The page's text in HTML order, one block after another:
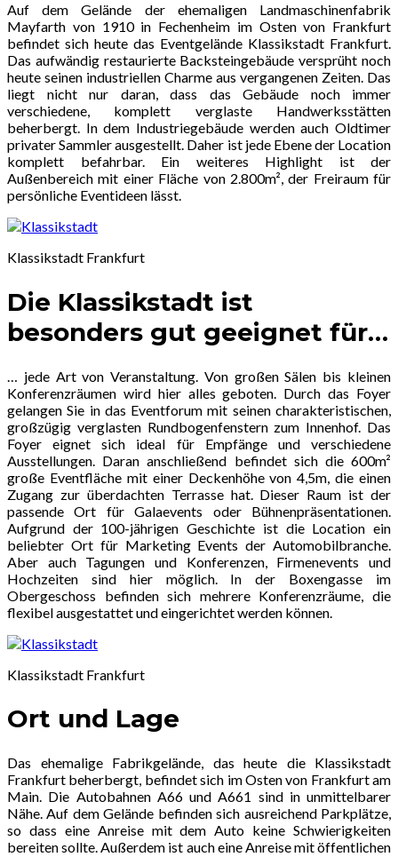
Auf dem Gelände der ehemaligen Landmaschinenfabrik
Mayfarth von 1910 in Fechenheim im Osten von Frankfurt
befindet sich heute das Eventgelände Klassikstadt Frankfurt.
Das aufwändig restaurierte Backsteingebäude versprüht noch
heute seinen industriellen Charme aus vergangenen Zeiten. Das
liegt nicht nur daran, dass das Gebäude noch immer
verschiedene, komplett verglaste Handwerksstätten
beherbergt. In dem Industriegebäude werden auch Oldtimer
privater Sammler ausgestellt. Daher ist jede Ebene der Location
komplett befahrbar. Ein weiteres Highlight ist der
Außenbereich mit einer Fläche von 2.800m², der Freiraum für
persönliche Eventideen lässt.
Klassikstadt Frankfurt
Die Klassikstadt ist
besonders gut geeignet für…
… jede Art von Veranstaltung. Von großen Sälen bis kleinen
Konferenzräumen wird hier alles geboten. Durch das Foyer
gelangen Sie in das Eventforum mit seinen charakteristischen,
großzügig verglasten Rundbogenfenstern zum Innenhof. Das
Foyer eignet sich ideal für Empfänge und verschiedene
Ausstellungen. Daran anschließend befindet sich die 600m²
große Eventfläche mit einer Deckenhöhe von 4,5m, die einen
Zugang zur überdachten Terrasse hat. Dieser Raum ist der
passende Ort für Galaevents oder Bühnenpräsentationen.
Aufgrund der 100-jährigen Geschichte ist die Location ein
beliebter Ort für Marketing Events der Automobilbranche.
Aber auch Tagungen und Konferenzen, Firmenevents und
Hochzeiten sind hier möglich. In der Boxengasse im
Obergeschoss befinden sich mehrere Konferenzräume, die
flexibel ausgestattet und eingerichtet werden können.
Klassikstadt Frankfurt
Ort und Lage
Das ehemalige Fabrikgelände, das heute die Klassikstadt
Frankfurt beherbergt, befindet sich im Osten von Frankfurt am
Main. Die Autobahnen A66 und A661 sind in unmittelbarer
Nähe. Auf dem Gelände befinden sich ausreichend Parkplätze,
so dass eine Anreise mit dem Auto keine Schwierigkeiten
bereiten sollte. Außerdem ist auch eine Anreise mit öffentlichen